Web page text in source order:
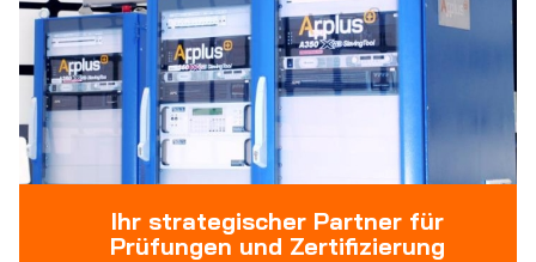
Ihr strategischer Partner für
Prüfungen und Zertifizierung